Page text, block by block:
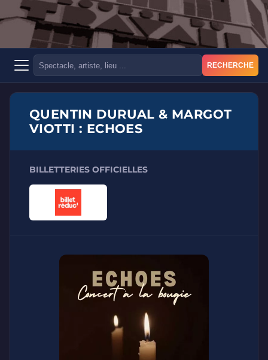
RECHERCHE
QUENTIN DURUAL & MARGOT
VIOTTI : ECHOES
BILLETTERIES OFFICIELLES